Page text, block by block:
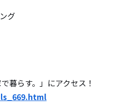
グ
暮らす。」にアクセス！